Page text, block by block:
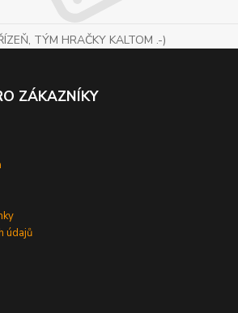
TÝM HRAČKY KALTOM .-)
ZÁKAZNÍKY
údajů